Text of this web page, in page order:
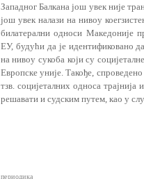
Западног Балкана још увек није
још увек налази на нивоу
билатерални односи Македоније
ЕУ, будући да је идентификовано
на нивоу сукоба који су
Европске уније. Такође,
тзв. социјеталних односа
решавати и судским путем, као у
периодика